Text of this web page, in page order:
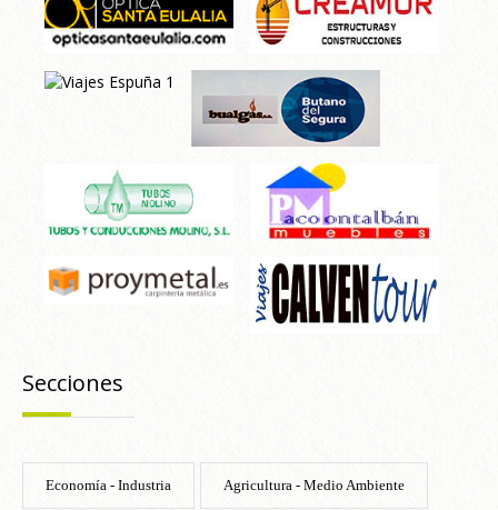
Secciones
Economía - Industria Agricultura - Medio Ambiente